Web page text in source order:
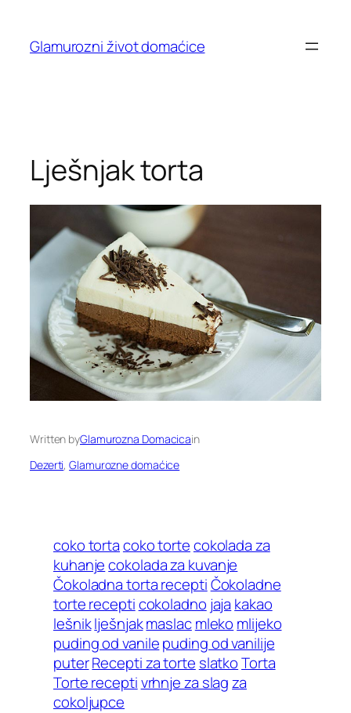
content
Glamurozni život domaćice
Lješnjak torta
Written byGlamurozna Domacicain
Dezerti, Glamurozne domaćice
coko tortacoko tortecokolada za
kuhanje cokolada za kuvanje
Čokoladna torta receptiČokoladne
torte recepticokoladno jaja kakao
lešniklješnjakmaslacmleko mlijeko
puding od vanilepuding od vanilije
puterRecepti za torte slatkoTorta
Torte receptivrhnje za slagza
cokoljupce